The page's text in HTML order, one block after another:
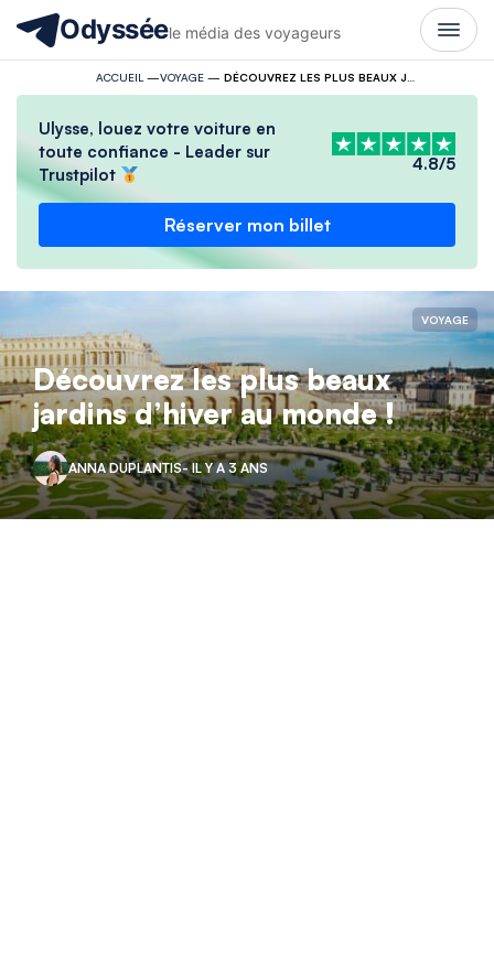
Odysséele média des voyageurs
ACCUEIL —VOYAGE—
Ulysse, louez votre voiture en
toute confiance - Leader sur
Trustpilot
4.8/5
Réserver mon billet
VOYAGE
Découvrez les plus beaux
jardins d’hiver au monde !
ANNA DUPLANTIS- IL Y A 3 ANS